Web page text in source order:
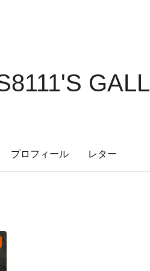
プロフィール レター